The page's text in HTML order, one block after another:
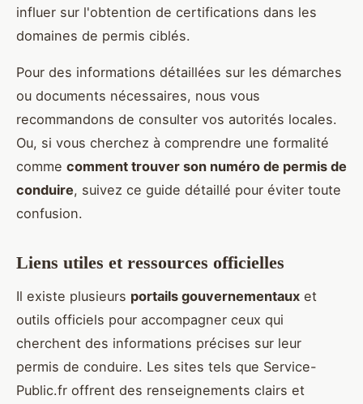
influer sur l'obtention de certifications dans les
domaines de permis ciblés.
Pour des informations détaillées sur les démarches
ou documents nécessaires, nous vous
recommandons de consulter vos autorités locales.
Ou, si vous cherchez à comprendre une formalité
comme comment trouver son numéro de permis de
conduire, suivez ce guide détaillé pour éviter toute
confusion.
Liens utiles et ressources officielles
Il existe plusieurs portails gouvernementaux et
outils officiels pour accompagner ceux qui
cherchent des informations précises sur leur
permis de conduire. Les sites tels que Service-
Public.fr offrent des renseignements clairs et